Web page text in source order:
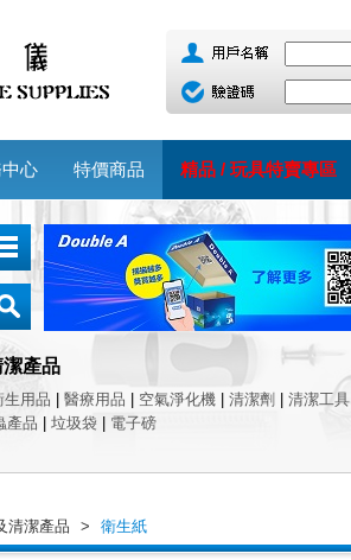
心 特價商品 精品 / 玩具特賣專區
產品
生用品 醫療用品 空氣淨化機 清潔劑 清潔工具
產品 垃圾袋 電子磅
清潔產品 > 衛生紙